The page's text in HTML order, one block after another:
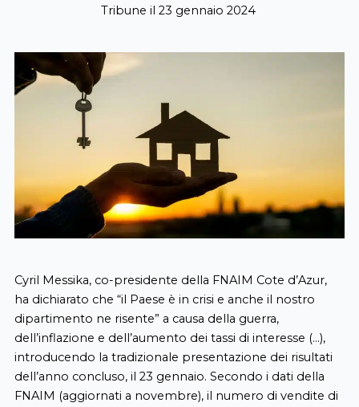
Tribune il 23 gennaio 2024
Cyril Messika, co-presidente della FNAIM Cote d’Azur,
ha dichiarato che “il Paese è in crisi e anche il nostro
dipartimento ne risente” a causa della guerra,
dell’inflazione e dell’aumento dei tassi di interesse (…),
introducendo la tradizionale presentazione dei risultati
dell’anno concluso, il 23 gennaio. Secondo i dati della
FNAIM (aggiornati a novembre), il numero di vendite di